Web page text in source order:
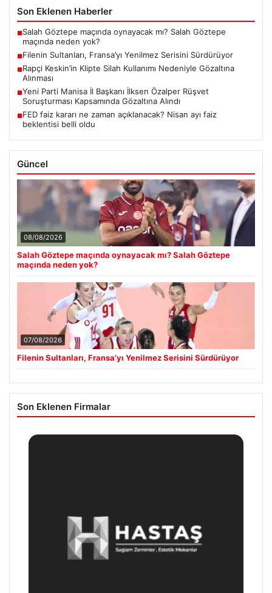
Son Eklenen Haberler
■Salah Göztepe maçında oynayacak mı? Salah Göztepe
maçında neden yok?
■Filenin Sultanları, Fransa’yı Yenilmez Serisini Sürdürüyor
■Rapçi Keskin’in Klipte Silah Kullanımı Nedeniyle Gözaltına
Alınması
■Yeni Parti Manisa İl Başkanı İlksen Özalper Rüşvet
Soruşturması Kapsamında Gözaltına Alındı
■FED faiz kararı ne zaman açıklanacak? Nisan ayı faiz
beklentisi belli oldu
Güncel
08/08/2026
Salah Göztepe maçında oynayacak mı? Salah Göztepe
maçında neden yok?
07/08/2026
Filenin Sultanları, Fransa’yı Yenilmez Serisini Sürdürüyor
Son Eklenen Firmalar